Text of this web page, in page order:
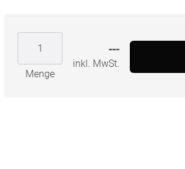
Menge
---
inkl. MwSt.